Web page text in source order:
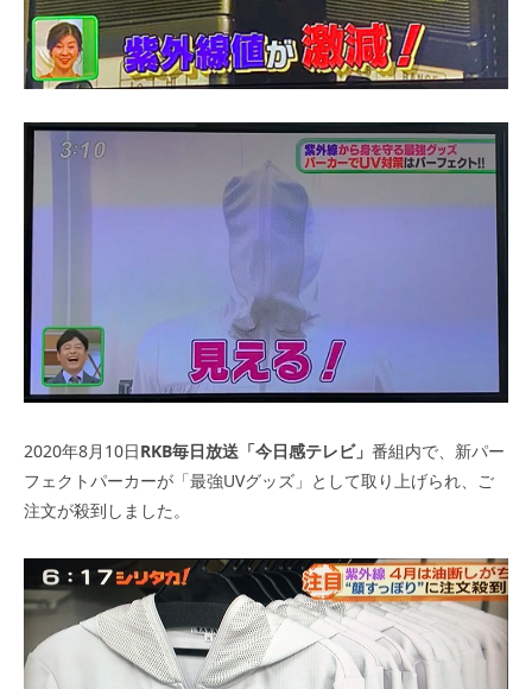
2020年8月10日RKB毎日放送「今日感テレビ」 番組内で、新パー
フェクトパーカーが「最強UVグッズ」として取り上げられ、ご
注文が殺到しました。